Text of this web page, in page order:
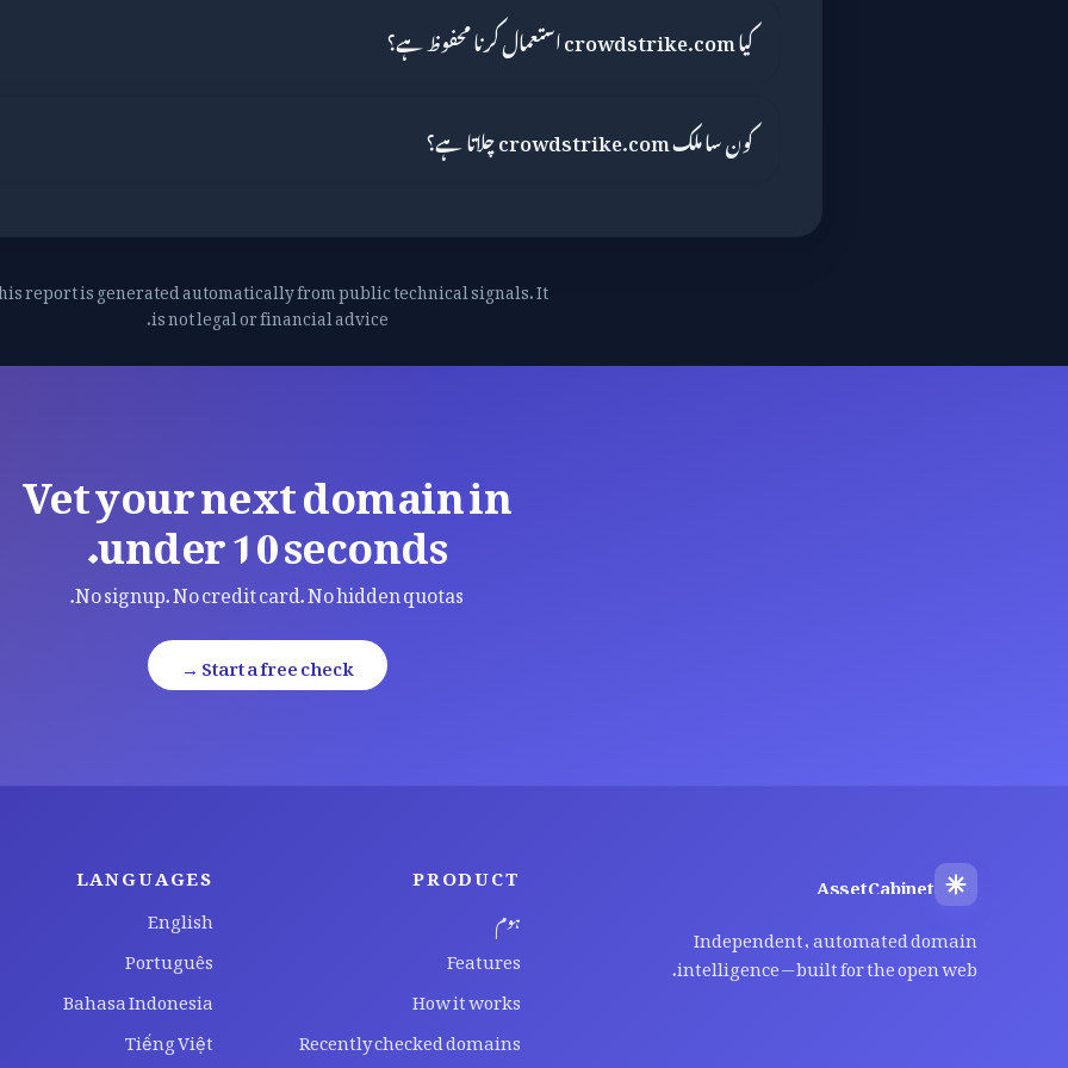
کیا crowdstrike.com استعمال کرنا محفوظ ہے؟
کون سا ملک crowdstrike.com چلاتا ہے؟
report is generated automatically from public technical signals. It
is not legal or financial advice.
Vet your next domain in
under 10 seconds.
No signup. No credit card. No hidden quotas.
Start a free check →
AssetCabinet
Independent, automated domain
intelligence — built for the open web.
PRODUCT
ہوم
Features
How it works
Recently checked domains
LANGUAGES
English
Português
Bahasa Indonesia
Tiếng Việt